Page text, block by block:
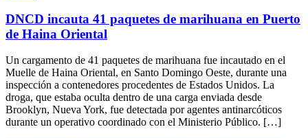
DNCD incauta 41 paquetes de marihuana en Puerto
de Haina Oriental
Un cargamento de 41 paquetes de marihuana fue incautado en el
Muelle de Haina Oriental, en Santo Domingo Oeste, durante una
inspección a contenedores procedentes de Estados Unidos. La
droga, que estaba oculta dentro de una carga enviada desde
Brooklyn, Nueva York, fue detectada por agentes antinarcóticos
durante un operativo coordinado con el Ministerio Público. […]